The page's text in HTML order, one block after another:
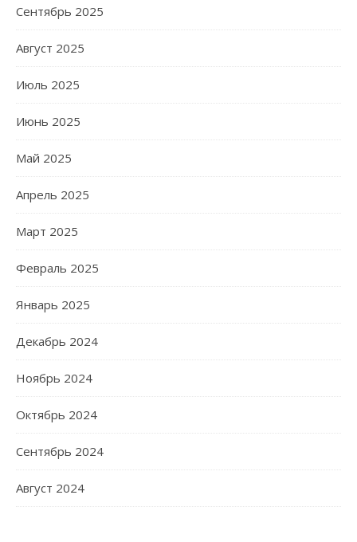
Сентябрь 2025
Август 2025
Июль 2025
Июнь 2025
Май 2025
Апрель 2025
Март 2025
Февраль 2025
Январь 2025
Декабрь 2024
Ноябрь 2024
Октябрь 2024
Сентябрь 2024
Август 2024